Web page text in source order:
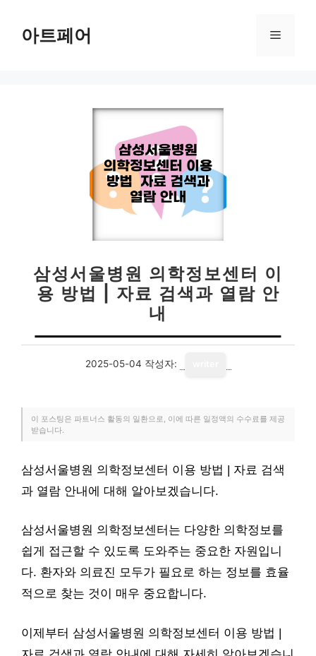
아트페어 메
삼성서울병원 의학정보센터 이
용 방법 | 자료 검색과 열람 안
내
2025-05-04 작성자:
이 포스팅은 파트너스 활동의 일환으로, 이에 따른 일정액의 수수료를 제공
받습니다.
삼성서울병원 의학정보센터 이용 방법 | 자료 검색
과 열람 안내에 대해 알아보겠습니다.
삼성서울병원 의학정보센터는 다양한 의학정보를
쉽게 접근할 수 있도록 도와주는 중요한 자원입니
다. 환자와 의료진 모두가 필요로 하는 정보를 효율
적으로 찾는 것이 매우 중요합니다.
이제부터 삼성서울병원 의학정보센터 이용 방법 |